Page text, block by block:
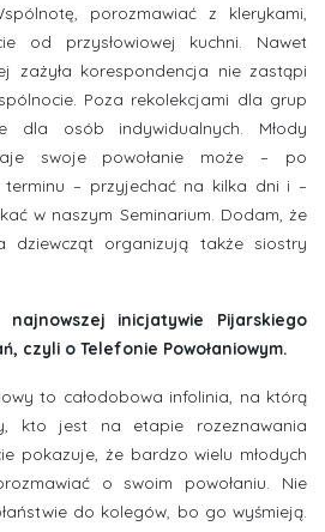
porozmawiać z klerykami,
od przysłowiowej kuchni. Nawet
zażyła korespondencja nie zastąpi
Poza rekolekcjami dla grup
dla osób indywidualnych. Młody
swoje powołanie może – po
terminu – przyjechać na kilka dni i –
w naszym Seminarium. Dodam, że
dziewcząt organizują także siostry
inicjatywie Pijarskiego
czyli o Telefonie Powołaniowym.
to całodobowa infolinia, na którą
kto jest na etapie rozeznawania
pokazuje, że bardzo wielu młodych
o swoim powołaniu. Nie
do kolegów, bo go wyśmieją.